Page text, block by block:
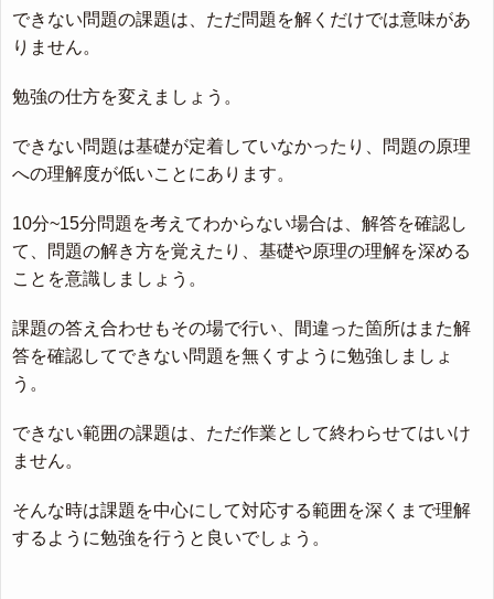
できない問題の課題は、ただ問題を解くだけでは意味があ
りません。
勉強の仕方を変えましょう。
できない問題は基礎が定着していなかったり、問題の原理
への理解度が低いことにあります。
10分~15分問題を考えてわからない場合は、解答を確認し
て、問題の解き方を覚えたり、基礎や原理の理解を深める
ことを意識しましょう。
課題の答え合わせもその場で行い、間違った箇所はまた解
答を確認してできない問題を無くすように勉強しましょ
う。
できない範囲の課題は、ただ作業として終わらせてはいけ
ません。
そんな時は課題を中心にして対応する範囲を深くまで理解
するように勉強を行うと良いでしょう。